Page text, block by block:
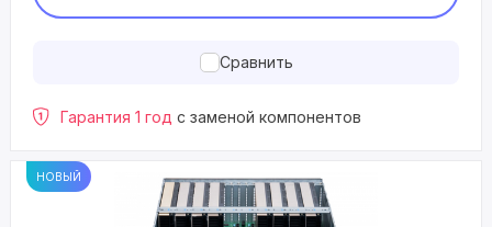
Сравнить
Гарантия 1 год с заменой компонентов
НОВЫЙ